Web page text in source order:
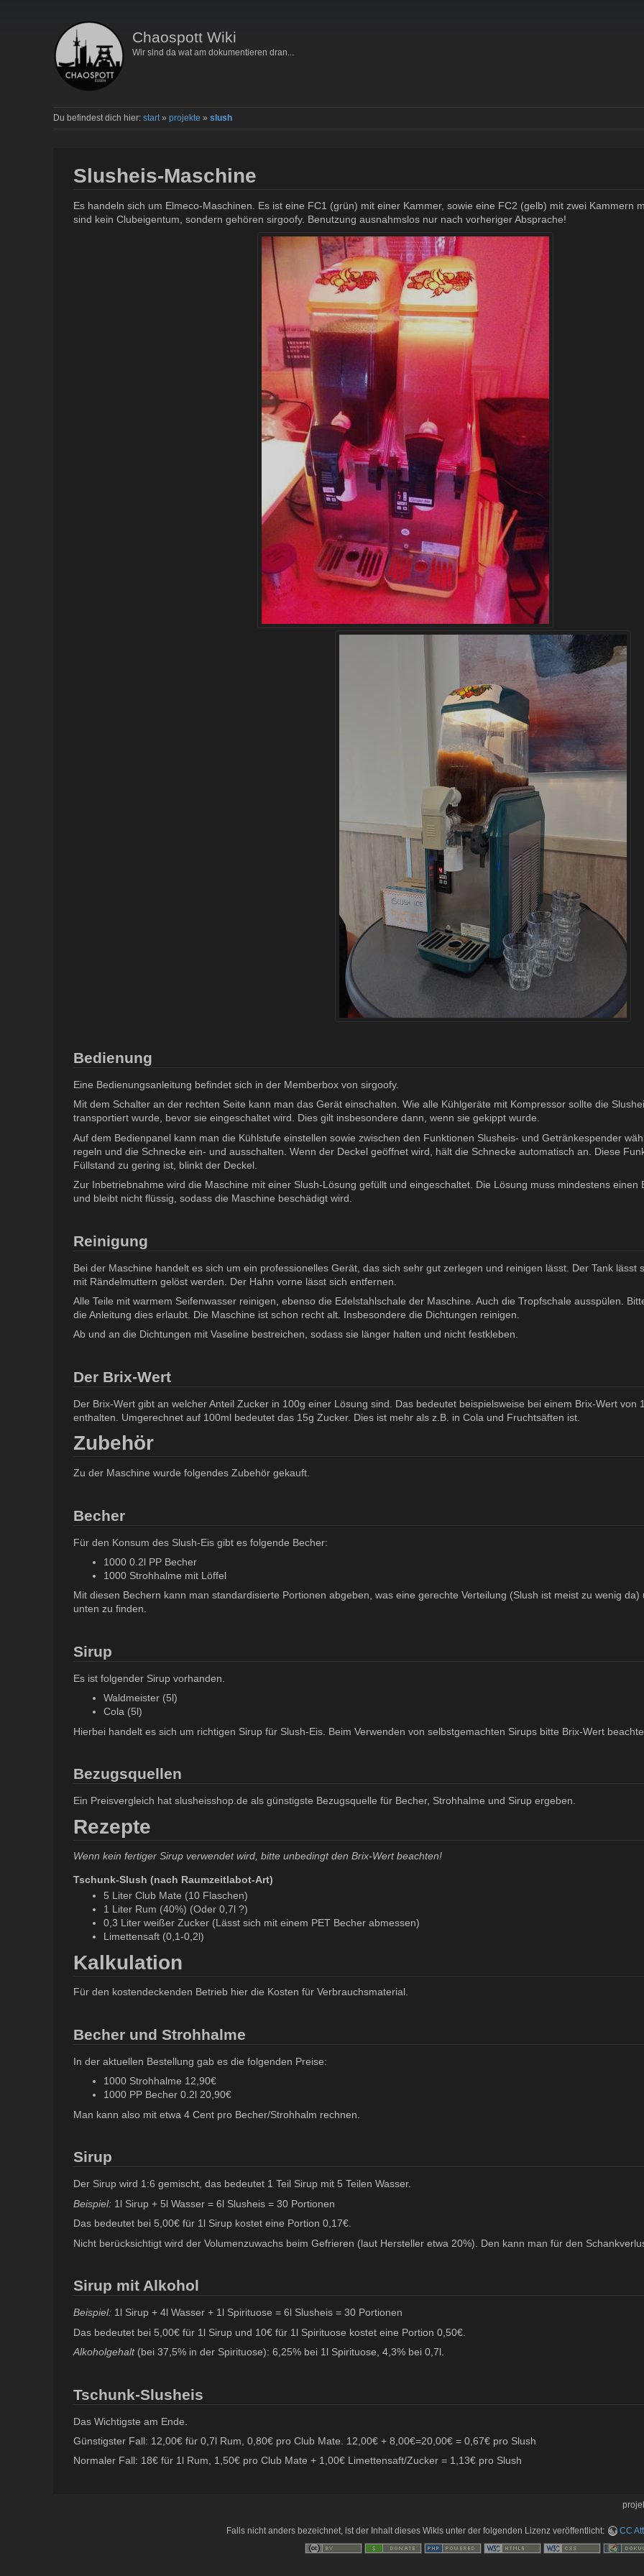
Chaospott Wiki
Wir sind da wat am dokumentieren dran...
Du befindest dich hier: start» projekte » slush
Slusheis-Maschine
Es handeln sich um Elmeco-Maschinen. Es ist eine FC1 (grün) mit einer Kammer, sowie eine FC2 (gelb) mit zwei Kammern
sind kein Clubeigentum, sondern gehören sirgoofy. Benutzung ausnahmslos nur nach vorheriger Absprache!
Bedienung
Eine Bedienungsanleitung befindet sich in der Memberbox von sirgoofy.
Mit dem Schalter an der rechten Seite kann man das Gerät einschalten. Wie alle Kühlgeräte mit Kompressor sollte die
transportiert wurde, bevor sie eingeschaltet wird. Dies gilt insbesondere dann, wenn sie gekippt wurde.
Auf dem Bedienpanel kann man die Kühlstufe einstellen sowie zwischen den Funktionen Slusheis- und Getränkespender
regeln und die Schnecke ein- und ausschalten. Wenn der Deckel geöffnet wird, hält die Schnecke automatisch an. Diese
Füllstand zu gering ist, blinkt der Deckel.
Zur Inbetriebnahme wird die Maschine mit einer Slush-Lösung gefüllt und eingeschaltet. Die Lösung muss mindestens
und bleibt nicht flüssig, sodass die Maschine beschädigt wird.
Reinigung
Bei der Maschine handelt es sich um ein professionelles Gerät, das sich sehr gut zerlegen und reinigen lässt. Der Tank
mit Rändelmuttern gelöst werden. Der Hahn vorne lässt sich entfernen.
Alle Teile mit warmem Seifenwasser reinigen, ebenso die Edelstahlschale der Maschine. Auch die Tropfschale ausspülen.
die Anleitung dies erlaubt. Die Maschine ist schon recht alt. Insbesondere die Dichtungen reinigen.
Ab und an die Dichtungen mit Vaseline bestreichen, sodass sie länger halten und nicht festkleben.
Der Brix-Wert
Der Brix-Wert gibt an welcher Anteil Zucker in 100g einer Lösung sind. Das bedeutet beispielsweise bei einem Brix-Wert
enthalten. Umgerechnet auf 100ml bedeutet das 15g Zucker. Dies ist mehr als z.B. in Cola und Fruchtsäften ist.
Zubehör
Zu der Maschine wurde folgendes Zubehör gekauft.
Becher
Für den Konsum des Slush-Eis gibt es folgende Becher:
1000 0.2l PP Becher
1000 Strohhalme mit Löffel
Mit diesen Bechern kann man standardisierte Portionen abgeben, was eine gerechte Verteilung (Slush ist meist zu wenig
unten zu finden.
Sirup
Es ist folgender Sirup vorhanden.
Waldmeister (5l)
Cola (5l)
Hierbei handelt es sich um richtigen Sirup für Slush-Eis. Beim Verwenden von selbstgemachten Sirups bitte Brix-Wert
Bezugsquellen
Ein Preisvergleich hat slusheisshop.de als günstigste Bezugsquelle für Becher, Strohhalme und Sirup ergeben.
Rezepte
Wenn kein fertiger Sirup verwendet wird, bitte unbedingt den Brix-Wert beachten!
Tschunk-Slush (nach Raumzeitlabot-Art)
5 Liter Club Mate (10 Flaschen)
1 Liter Rum (40%) (Oder 0,7l ?)
0,3 Liter weißer Zucker (Lässt sich mit einem PET Becher abmessen)
Limettensaft (0,1-0,2l)
Kalkulation
Für den kostendeckenden Betrieb hier die Kosten für Verbrauchsmaterial.
Becher und Strohhalme
In der aktuellen Bestellung gab es die folgenden Preise:
1000 Strohhalme 12,90€
1000 PP Becher 0.2l 20,90€
Man kann also mit etwa 4 Cent pro Becher/Strohhalm rechnen.
Sirup
Der Sirup wird 1:6 gemischt, das bedeutet 1 Teil Sirup mit 5 Teilen Wasser.
Beispiel:1l Sirup + 5l Wasser = 6l Slusheis = 30 Portionen
Das bedeutet bei 5,00€ für 1l Sirup kostet eine Portion 0,17€.
Nicht berücksichtigt wird der Volumenzuwachs beim Gefrieren (laut Hersteller etwa 20%). Den kann man für den
Sirup mit Alkohol
Beispiel:1l Sirup + 4l Wasser + 1l Spirituose = 6l Slusheis = 30 Portionen
Das bedeutet bei 5,00€ für 1l Sirup und 10€ für 1l Spirituose kostet eine Portion 0,50€.
Alkoholgehalt(bei 37,5% in der Spirituose): 6,25% bei 1l Spirituose, 4,3% bei 0,7l.
Tschunk-Slusheis
Das Wichtigste am Ende.
Günstigster Fall: 12,00€ für 0,7l Rum, 0,80€ pro Club Mate. 12,00€ + 8,00€=20,00€ = 0,67€ pro Slush
Normaler Fall: 18€ für 1l Rum, 1,50€ pro Club Mate + 1,00€ Limettensaft/Zucker = 1,13€ pro Slush
Falls nicht anders bezeichnet, ist der Inhalt dieses Wikis unter der folgenden Lizenz veröffentlicht: CC